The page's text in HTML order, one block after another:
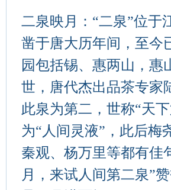
二泉映月：“二泉”位于
凿于唐大历年间，至今
园包括锡、惠两山，惠
世，唐代杰出品茶专家
此泉为第二，世称“天
为“人间灵液”，此后梅
秦观、杨万里等都有佳
月，来试人间第二泉”